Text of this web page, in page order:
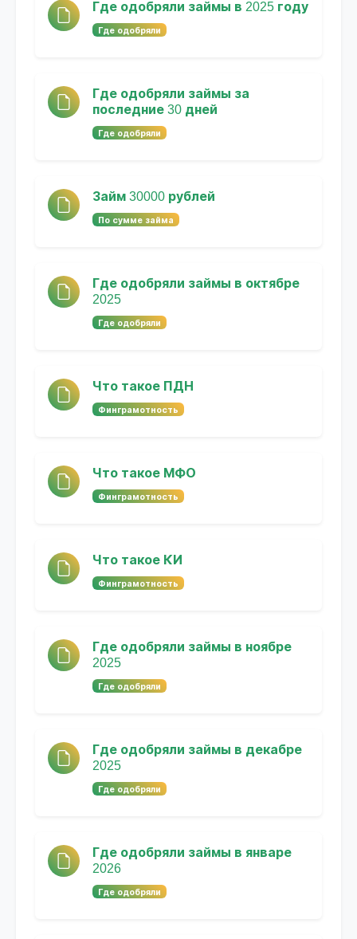
Где одобряли займы в 2025 году
Где одобряли
Где одобряли займы за
последние 30 дней
Где одобряли
Займ 30000 рублей
По сумме займа
Где одобряли займы в октябре
2025
Где одобряли
Что такое ПДН
Финграмотность
Что такое МФО
Финграмотность
Что такое КИ
Финграмотность
Где одобряли займы в ноябре
2025
Где одобряли
Где одобряли займы в декабре
2025
Где одобряли
Где одобряли займы в январе
2026
Где одобряли